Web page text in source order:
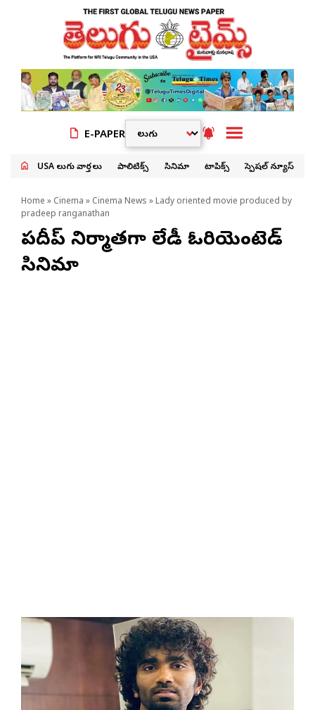
E-PAPER
USA తెలుగు వార్తలు పాలిటిక్స్ సినిమా టాపిక్స్ స్పెషల్ న్యూస్
Home » Cinema » Cinema News » Lady oriented movie produced by
pradeep ranganathan
ప్ర‌దీప్ నిర్మాత‌గా లేడీ ఓరియెంటెడ్
సినిమా